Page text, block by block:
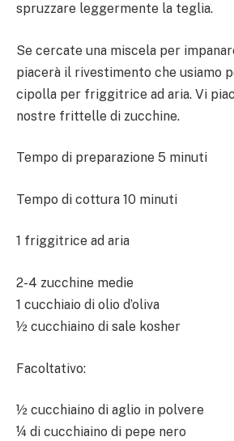
spruzzare leggermente la teglia.
Se cercate una miscela per
piacerà il rivestimento che usiamo
cipolla per friggitrice ad aria. Vi
nostre frittelle di zucchine.
Tempo di preparazione 5 minuti
Tempo di cottura 10 minuti
1 friggitrice ad aria
2-4 zucchine medie
1 cucchiaio di olio d’oliva
½ cucchiaino di sale kosher
Facoltativo:
½ cucchiaino di aglio in polvere
¼ di cucchiaino di pepe nero